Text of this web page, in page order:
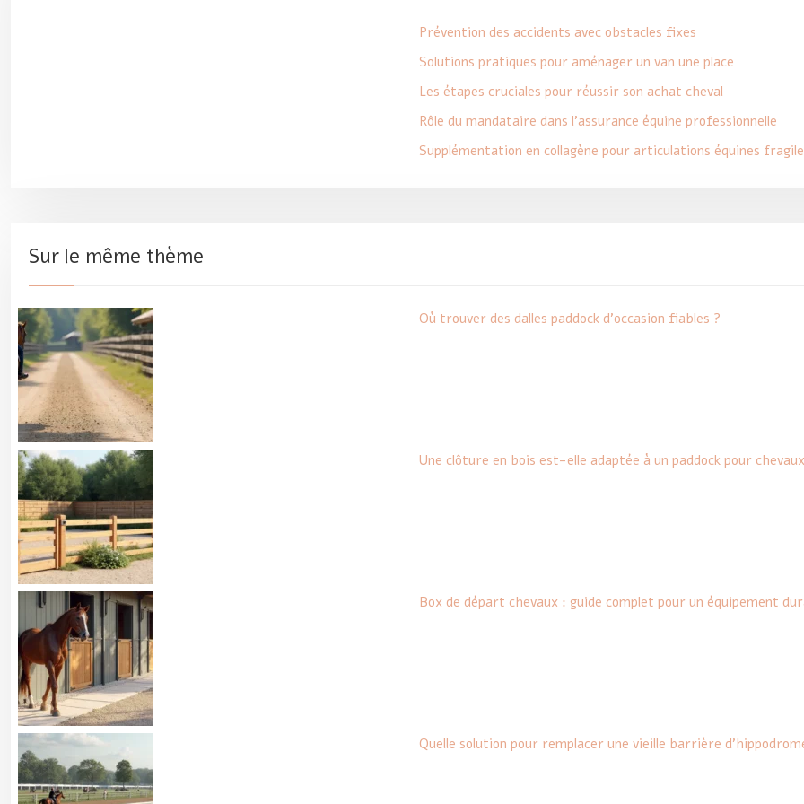
Prévention des accidents avec obstacles fixes
Solutions pratiques pour aménager un van une place
Les étapes cruciales pour réussir son achat cheval
Rôle du mandataire dans l’assurance équine professionnelle
Supplémentation en collagène pour articulations équines
Sur le même thème
Où trouver des dalles paddock d’occasion fiables ?
Une clôture en bois est-elle adaptée à un paddock pour
Box de départ chevaux : guide complet pour un équipement
Quelle solution pour remplacer une vieille barrière